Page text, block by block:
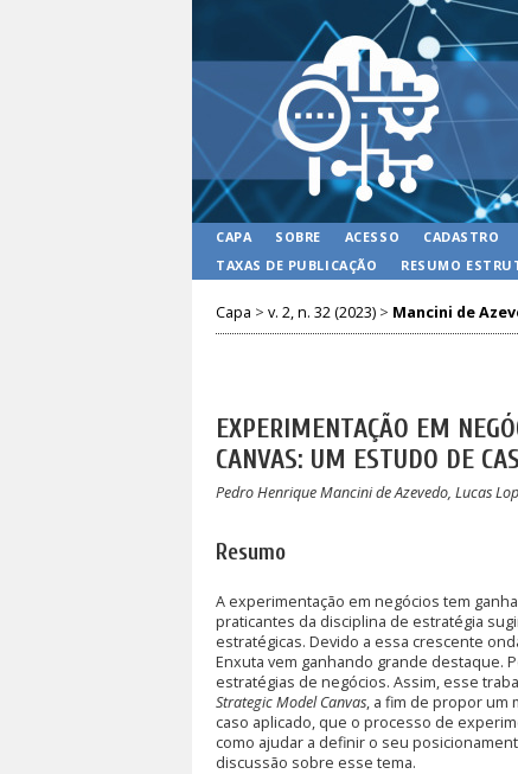
CAPA SOBRE ACESSO CADASTRO
TAXAS DE PUBLICAÇÃO
RESUMO
Capa > v. 2, n. 32 (2023) > Mancini de
EXPERIMENTAÇÃO EM
CANVAS: UM ESTUDO DE
Pedro Henrique Mancini de Azevedo, Lucas
Resumo
A experimentação em negócios tem
praticantes da disciplina de estratégia
estratégicas. Devido a essa crescente
Enxuta vem ganhando grande destaque.
estratégias de negócios. Assim, esse
Strategic Model Canvas, a fim de propor um
caso aplicado, que o processo de
como ajudar a definir o seu
discussão sobre esse tema.